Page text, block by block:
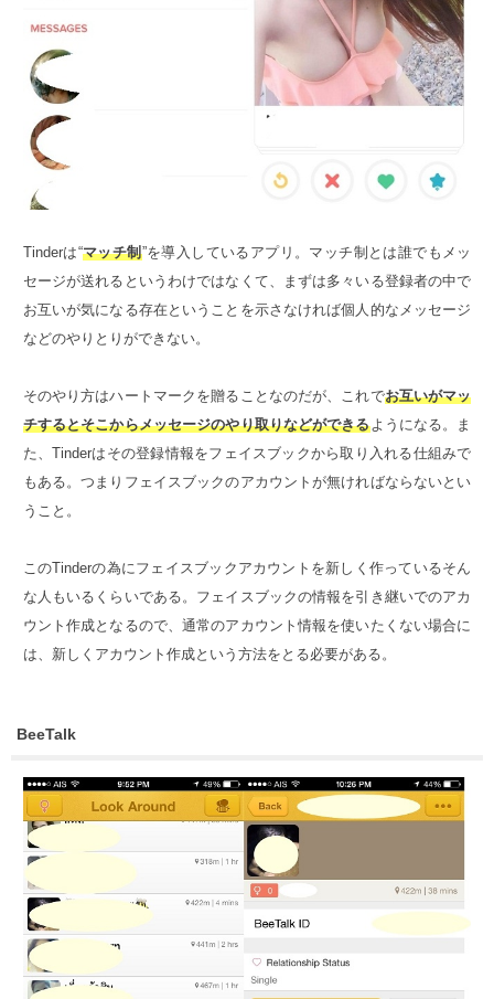
Tinderは“マッチ制”を導入しているアプリ。マッチ制とは誰でもメッ
セージが送れるというわけではなくて、まずは多々いる登録者の中で
お互いが気になる存在ということを示さなければ個人的なメッセージ
などのやりとりができない。
そのやり方はハートマークを贈ることなのだが、これでお互いがマッ
チするとそこからメッセージのやり取りなどができるようになる。ま
た、Tinderはその登録情報をフェイスブックから取り入れる仕組みで
もある。つまりフェイスブックのアカウントが無ければならないとい
うこと。
このTinderの為にフェイスブックアカウントを新しく作っているそん
な人もいるくらいである。フェイスブックの情報を引き継いでのアカ
ウント作成となるので、通常のアカウント情報を使いたくない場合に
は、新しくアカウント作成という方法をとる必要がある。
BeeTalk